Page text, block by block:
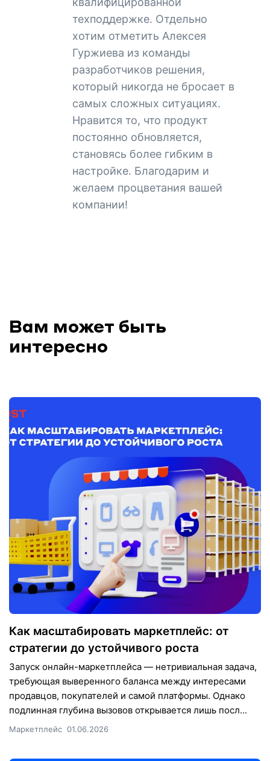
техподдержке. Отдельно
хотим отметить Алексея
Гуржиева из команды
разработчиков решения,
который никогда не бросает в
самых сложных ситуациях.
Нравится то, что продукт
постоянно обновляется,
становясь более гибким в
настройке. Благодарим и
желаем процветания вашей
компании!
Вам может быть
интересно
Как масштабировать маркетплейс: от
стратегии до устойчивого роста
Запуск онлайн-маркетплейса — нетривиальная задача,
требующая выверенного баланса между интересами
продавцов, покупателей и самой платформы. Однако
подлинная глубина вызовов открывается лишь посл...
Маркетплейс 01.06.2026